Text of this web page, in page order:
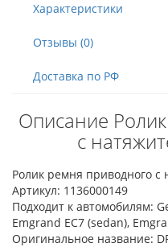
Характеристики
Отзывы (0)
Доставка по РФ
Описание
с
Ролик ремня приводного с
Артикул: 1136000149
Подходит к автомобилям:
Emgrand EC7 (sedan),
Оригинальное название: